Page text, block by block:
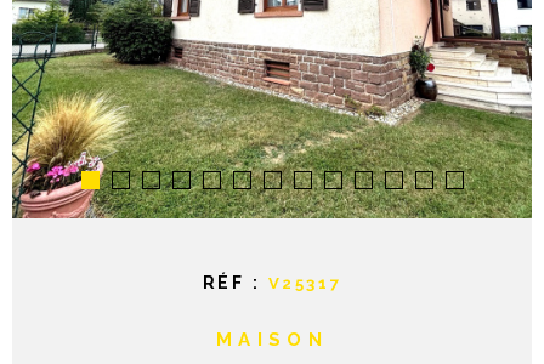
NOTRE
CONTACT
RÉF : V25317
MAISON